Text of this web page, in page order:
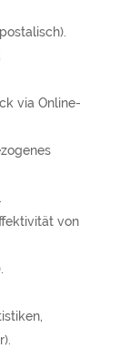
via Online-
von